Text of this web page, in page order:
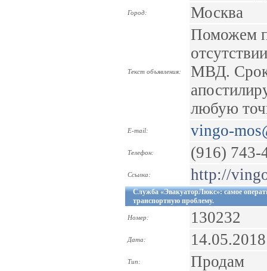
Город: Москва
Текст объявления:
Поможем
МВД.
любую
E-mail: vingo-
Телефон: (916) 743-
Ссылка: http://
Служба «ЭвакуаторЛюкс»: самое
транспортную проблему.
Номер: 130232
Дата: 14.05.2018
Тип: Продам